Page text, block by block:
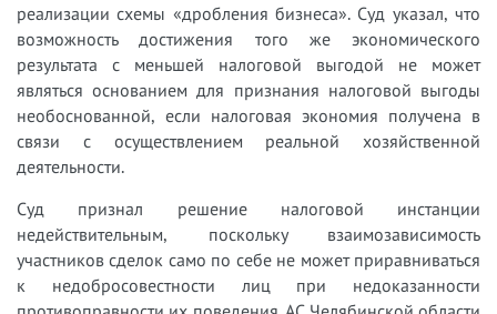
реализации схемы «дробления бизнеса». Суд указал, что
возможность достижения того же экономического
результата с меньшей налоговой выгодой не может
являться основанием для признания налоговой выгоды
необоснованной, если налоговая экономия получена в
связи с осуществлением реальной хозяйственной
деятельности.
Суд признал решение налоговой инстанции
недействительным, поскольку взаимозависимость
участников сделок само по себе не может приравниваться
к недобросовестности лиц при недоказанности